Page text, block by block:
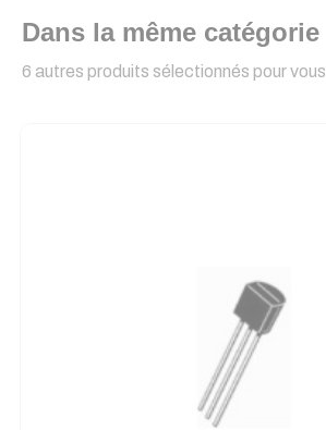
Dans la même catégorie
6 autres produits sélectionnés pour vous